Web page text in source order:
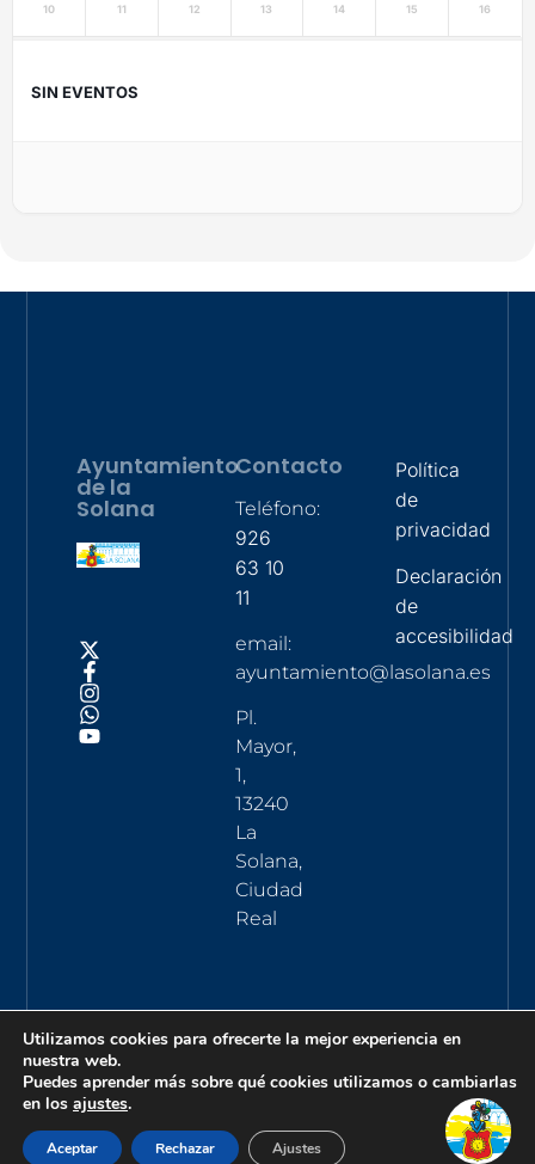
10 11 12 13 14 15 16
SIN EVENTOS
Ayuntamiento
de la
Solana
Contacto
Teléfono:
926
63 10
11
email:
ayuntamiento@lasolana.es
Pl.
Mayor,
1,
13240
La
Solana,
Ciudad
Real
Política
de
privacidad
Declaración
de
accesibilidad
Utilizamos cookies para ofrecerte la mejor experiencia en
nuestra web.
Puedes aprender más sobre qué cookies utilizamos o cambiarlas
en los ajustes.
Aceptar Rechazar Ajustes